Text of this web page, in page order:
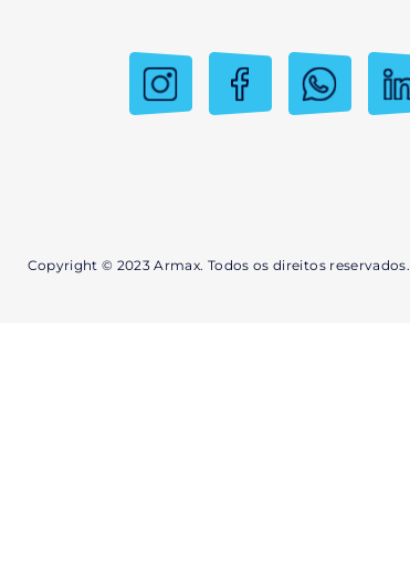
Copyright © 2023 Armax. Todos os direitos reservados.